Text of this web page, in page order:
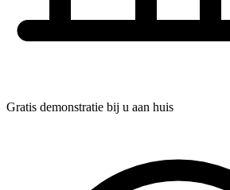
Gratis demonstratie bij u aan huis